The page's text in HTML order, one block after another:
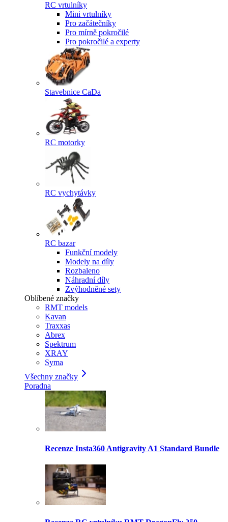
RC vrtulníky
Mini vrtulníky
Pro začátečníky
Pro mírně pokročilé
Pro pokročilé a experty
Stavebnice CaDa
RC motorky
RC vychytávky
RC bazar
Funkční modely
Modely na díly
Rozbaleno
Náhradní díly
Zvýhodněné sety
Oblíbené značky
RMT models
Kavan
Traxxas
Abrex
Spektrum
XRAY
Syma
Všechny značky
Poradna
Recenze Insta360 Antigravity A1 Standard Bundle